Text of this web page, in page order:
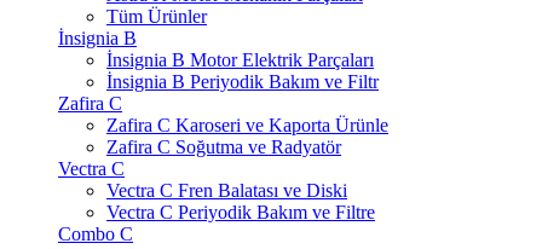
Tüm Ürünler
İnsignia B
İnsignia B Motor Elektrik Parçaları
İnsignia B Periyodik Bakım ve Filtr
Zafira C
Zafira C Karoseri ve Kaporta Ürünle
Zafira C Soğutma ve Radyatör
Vectra C
Vectra C Fren Balatası ve Diski
Vectra C Periyodik Bakım ve Filtre
Combo C